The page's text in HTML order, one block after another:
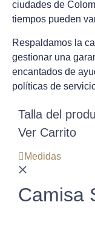
ciudades de
tiempos pueden
Respaldamos la
gestionar una
encantados de
políticas de
Talla del
Ver Carrito
Medidas
Camisa